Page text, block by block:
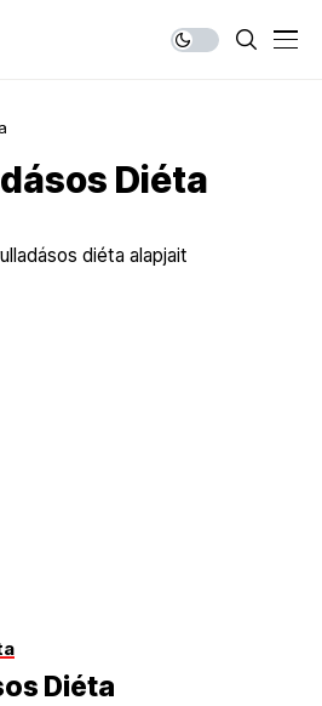
Diéta
Diéta